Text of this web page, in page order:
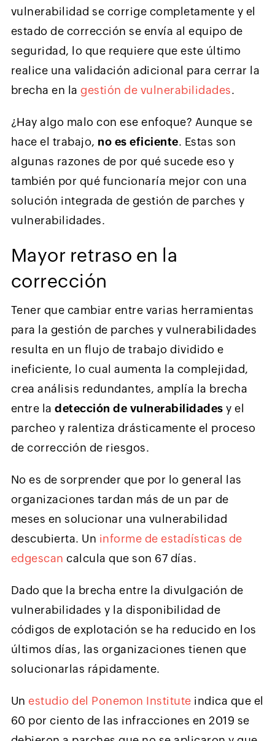
vulnerabilidad se corrige completamente y el
estado de corrección se envía al equipo de
seguridad, lo que requiere que este último
realice una validación adicional para cerrar la
brecha en lagestión de vulnerabilidades.
¿Hay algo malo con ese enfoque? Aunque se
hace el trabajo, no es eficiente. Estas son
algunas razones de por qué sucede eso y
también por qué funcionaría mejor con una
solución integrada de gestión de parches y
vulnerabilidades.
Mayor retraso en la
corrección
Tener que cambiar entre varias herramientas
para la gestión de parches y vulnerabilidades
resulta en un flujo de trabajo dividido e
ineficiente, lo cual aumenta la complejidad,
crea análisis redundantes, amplía la brecha
entre ladetección de vulnerabilidades y el
parcheo y ralentiza drásticamente el proceso
de corrección de riesgos.
No es de sorprender que por lo general las
organizaciones tardan más de un par de
meses en solucionar una vulnerabilidad
descubierta. Un informe de estadísticas de
edgescan calcula que son 67 días.
Dado que la brecha entre la divulgación de
vulnerabilidades y la disponibilidad de
códigos de explotación se ha reducido en los
últimos días, las organizaciones tienen que
solucionarlas rápidamente.
Unestudio del Ponemon Institute indica que el
60 por ciento de las infracciones en 2019 se